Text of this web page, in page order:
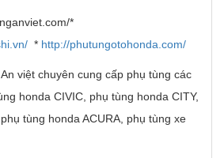
*
* http://phutungotohonda.com/
việt chuyên cung cấp phụ tùng các
honda CIVIC, phụ tùng honda CITY,
tùng honda ACURA, phụ tùng xe